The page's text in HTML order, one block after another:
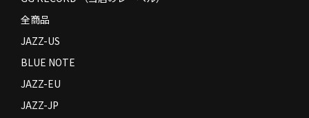
全商品
JAZZ-US
BLUE NOTE
JAZZ-EU
JAZZ-JP